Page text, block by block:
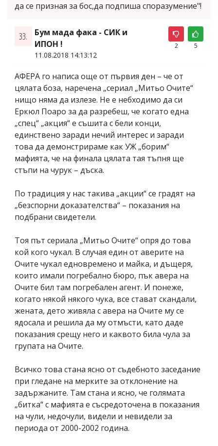
да се призная за бос,да подпиша споразумение"!
33.
Бум мада фака - СИК и
ИПОН !
11.08.2018 14:13:12
2 5
АФЕРА го написа още от първия ден – че от
цялата боза, наречена „сериал „Митьо Очите“
нищо няма да излезе. Не е небходимо да си
Еркюл Поаро за да разребеш, че когато една
„спец“ „акция“ е съшита с бели конци,
единствено заради нечий интерес и заради
това да демонстрираме как УЖ „борим“
мафията, че на финала цялата тая тъпня ще
стъпи на чурук – дъска.
По традиция у нас такива „акции“ се градят на
„безспорни доказателства“ – показания на
подбрани свидетели.
Тоя път сериала „Митьо Очите“ опря до това
кой кого чукал. В случая един от аверите на
Очите чукал едновремено и майка, и дъщеря,
които имали погребално бюро, пък авера на
Очите бил там погребален агент. И понеже,
когато някой някого чука, все стават скандали,
жената, дето живяла с авера на Очите му се
ядосала и решила да му отмъсти, като даде
показания срещу него и каквото била чула за
групата на Очите.
Всичко това стана ясно от съдебното заседание
при гледане на мерките за отклонение на
задържаните. Там стана и ясно, че голямата
„битка“ с мафията е съсредоточена в показания
на чули, недочули, видели и невидели за
периода от 2000-2002 година.